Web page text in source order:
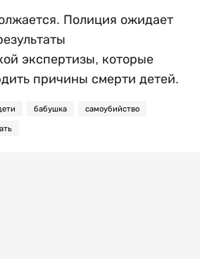
Полиция ожидает
экспертизы, которые
причины смерти детей.
бабушка самоубийство